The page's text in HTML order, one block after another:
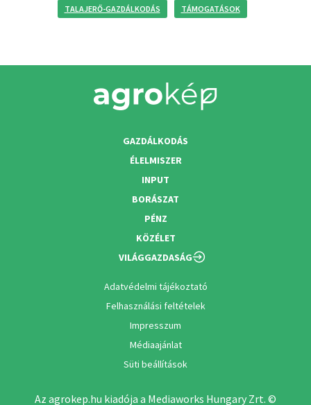
TALAJERŐ-GAZDÁLKODÁS TÁMOGATÁSOK
GAZDÁLKODÁS
ÉLELMISZER
INPUT
BORÁSZAT
PÉNZ
KÖZÉLET
VILÁGGAZDASÁG
Adatvédelmi tájékoztató
Felhasználási feltételek
Impresszum
Médiaajánlat
Süti beállítások
Az agrokep.hu kiadója a Mediaworks Hungary Zrt. ©